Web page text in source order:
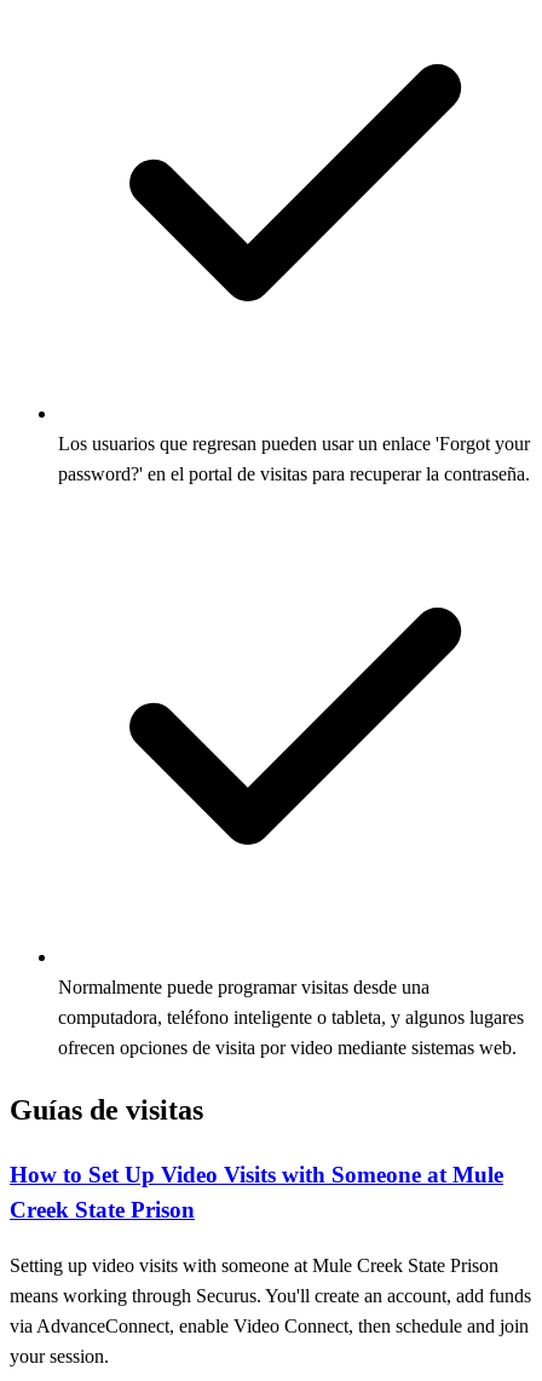
Los usuarios que regresan pueden usar un enlace 'Forgot your
password?' en el portal de visitas para recuperar la contraseña.
Normalmente puede programar visitas desde una
computadora, teléfono inteligente o tableta, y algunos lugares
ofrecen opciones de visita por video mediante sistemas web.
Guías de visitas
How to Set Up Video Visits with Someone at Mule
Creek State Prison
Setting up video visits with someone at Mule Creek State Prison
means working through Securus. You'll create an account, add funds
via AdvanceConnect, enable Video Connect, then schedule and join
your session.